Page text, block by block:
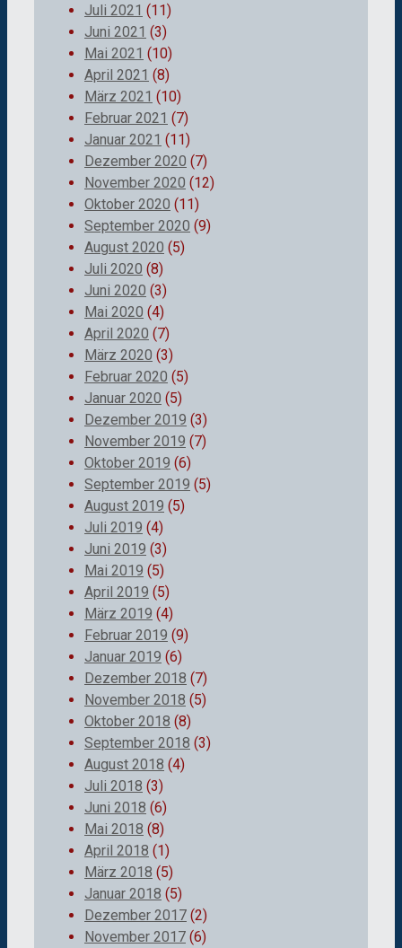
Juli 2021 (11)
Juni 2021 (3)
Mai 2021 (10)
April 2021 (8)
März 2021 (10)
Februar 2021 (7)
Januar 2021 (11)
Dezember 2020 (7)
November 2020 (12)
Oktober 2020 (11)
September 2020 (9)
August 2020 (5)
Juli 2020 (8)
Juni 2020 (3)
Mai 2020 (4)
April 2020 (7)
März 2020 (3)
Februar 2020 (5)
Januar 2020 (5)
Dezember 2019 (3)
November 2019 (7)
Oktober 2019 (6)
September 2019 (5)
August 2019 (5)
Juli 2019 (4)
Juni 2019 (3)
Mai 2019 (5)
April 2019 (5)
März 2019 (4)
Februar 2019 (9)
Januar 2019 (6)
Dezember 2018 (7)
November 2018 (5)
Oktober 2018 (8)
September 2018 (3)
August 2018 (4)
Juli 2018 (3)
Juni 2018 (6)
Mai 2018 (8)
April 2018 (1)
März 2018 (5)
Januar 2018 (5)
Dezember 2017 (2)
November 2017 (6)